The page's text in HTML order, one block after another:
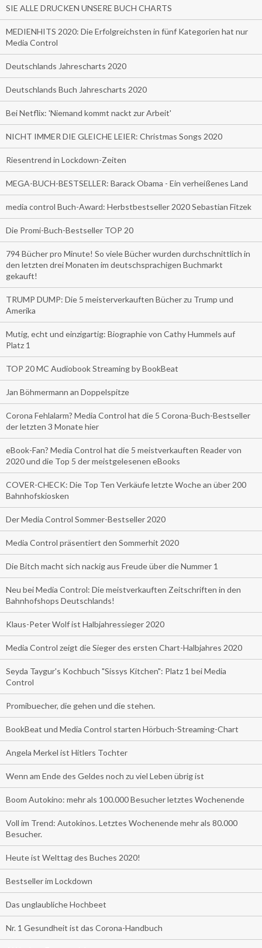
SIE ALLE DRUCKEN UNSERE BUCH CHARTS
MEDIENHITS 2020: Die Erfolgreichsten in fünf Kategorien hat nur
Media Control
Deutschlands Jahrescharts 2020
Deutschlands Buch Jahrescharts 2020
Bei Netflix: 'Niemand kommt nackt zur Arbeit'
NICHT IMMER DIE GLEICHE LEIER: Christmas Songs 2020
Riesentrend in Lockdown-Zeiten
MEGA-BUCH-BESTSELLER: Barack Obama - Ein verheißenes Land
media control Buch-Award: Herbstbestseller 2020 Sebastian Fitzek
Die Promi-Buch-Bestseller TOP 20
794 Bücher pro Minute! So viele Bücher wurden durchschnittlich in
den letzten drei Monaten im deutschsprachigen Buchmarkt
gekauft!
TRUMP DUMP: Die 5 meisterverkauften Bücher zu Trump und
Amerika
Mutig, echt und einzigartig: Biographie von Cathy Hummels auf
Platz 1
TOP 20 MC Audiobook Streaming by BookBeat
Jan Böhmermann an Doppelspitze
Corona Fehlalarm? Media Control hat die 5 Corona-Buch-Bestseller
der letzten 3 Monate hier
eBook-Fan? Media Control hat die 5 meistverkauften Reader von
2020 und die Top 5 der meistgelesenen eBooks
COVER-CHECK: Die Top Ten Verkäufe letzte Woche an über 200
Bahnhofskiosken
Der Media Control Sommer-Bestseller 2020
Media Control präsentiert den Sommerhit 2020
Die Bitch macht sich nackig aus Freude über die Nummer 1
Neu bei Media Control: Die meistverkauften Zeitschriften in den
Bahnhofshops Deutschlands!
Klaus-Peter Wolf ist Halbjahressieger 2020
Media Control zeigt die Sieger des ersten Chart-Halbjahres 2020
Seyda Taygur's Kochbuch "Sissys Kitchen": Platz 1 bei Media
Control
Promibuecher, die gehen und die stehen.
BookBeat und Media Control starten Hörbuch-Streaming-Chart
Angela Merkel ist Hitlers Tochter
Wenn am Ende des Geldes noch zu viel Leben übrig ist
Boom Autokino: mehr als 100.000 Besucher letztes Wochenende
Voll im Trend: Autokinos. Letztes Wochenende mehr als 80.000
Besucher.
Heute ist Welttag des Buches 2020!
Bestseller im Lockdown
Das unglaubliche Hochbeet
Nr. 1 Gesundheit ist das Corona-Handbuch